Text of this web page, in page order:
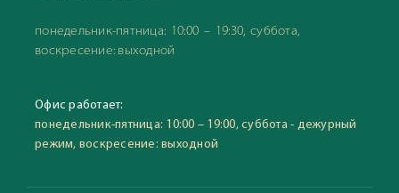
понедельник-пятница: 10:00 – 19:30, суббота,
воскресение: выходной
Офис работает:
понедельник-пятница: 10:00 – 19:00, суббота - дежурный
режим, воскресение: выходной